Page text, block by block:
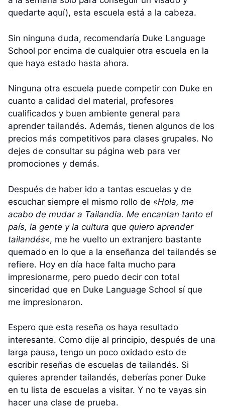
quedarte aquí), esta escuela está a la cabeza.
Sin ninguna duda, recomendaría Duke Language
School por encima de cualquier otra escuela en la
que haya estado hasta ahora.
Ninguna otra escuela puede competir con Duke en
cuanto a calidad del material, profesores
cualificados y buen ambiente general para
aprender tailandés. Además, tienen algunos de los
precios más competitivos para clases grupales. No
dejes de consultar su página web para ver
promociones y demás.
Después de haber ido a tantas escuelas y de
escuchar siempre el mismo rollo de «Hola, me
acabo de mudar a Tailandia. Me encantan tanto el
país, la gente y la cultura que quiero aprender
tailandés«, me he vuelto un extranjero bastante
quemado en lo que a la enseñanza del tailandés se
refiere. Hoy en día hace falta mucho para
impresionarme, pero puedo decir con total
sinceridad que en Duke Language School sí que
me impresionaron.
Espero que esta reseña os haya resultado
interesante. Como dije al principio, después de una
larga pausa, tengo un poco oxidado esto de
escribir reseñas de escuelas de tailandés. Si
quieres aprender tailandés, deberías poner Duke
en tu lista de escuelas a visitar. Y no te vayas sin
hacer una clase de prueba.